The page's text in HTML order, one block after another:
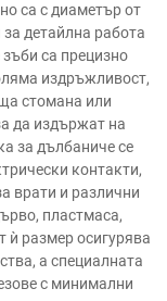
са с диаметър от
детайлна работа
са прецизно
издръжливост,
стомана или
да издържат на
за дълбаниче се
контакти,
врати и различни
пластмаса,
ѝ размер осигурява
а специалната
с минимални